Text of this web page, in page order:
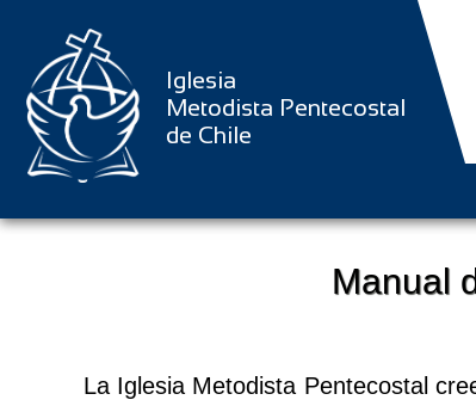
Iglesia
Metodista Pentecostal
de Chile
Manual
La Iglesia Metodista Pentecostal